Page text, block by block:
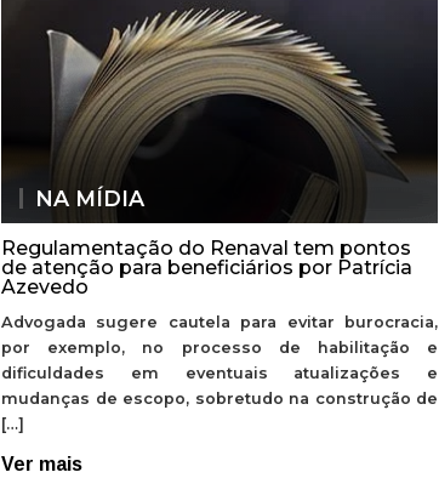
NA MÍDIA
Regulamentação do Renaval tem pontos
de atenção para beneficiários por Patrícia
Azevedo
Advogada sugere cautela para evitar burocracia,
por exemplo, no processo de habilitação e
dificuldades em eventuais atualizações e
mudanças de escopo, sobretudo na construção de
[…]
Ver mais